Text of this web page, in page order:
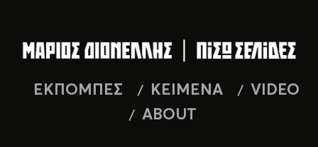
ΕΚΠΟΜΠΕΣ ΚΕΙΜΕΝΑ
VIDEO
ABOUT